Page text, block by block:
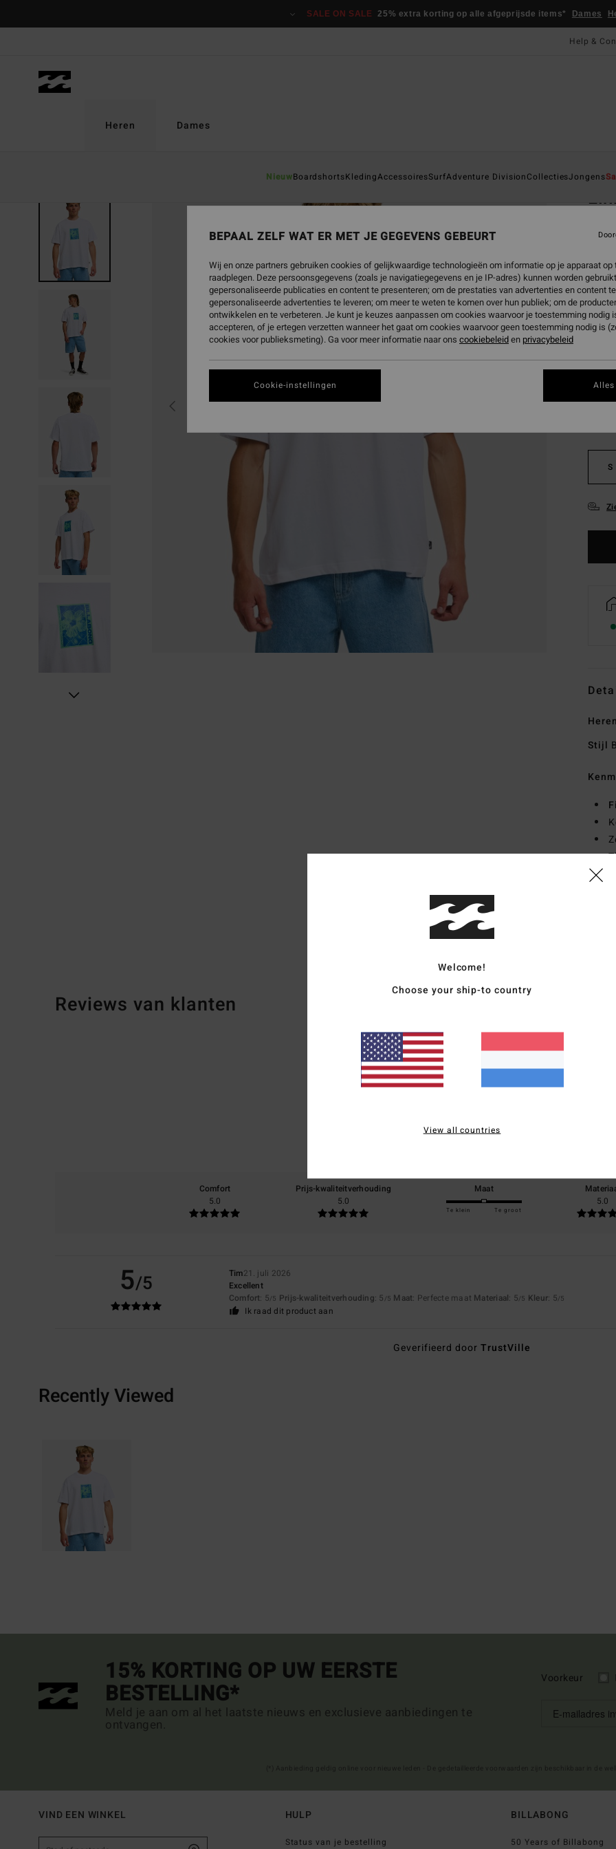
SALE ON SALE 25% extra korting op alle afgeprijsde items* Dames
Help &
Heren
NieuwBoardshortsKledingAccessoiresSurfAdventure DivisionCollectiesJongens
Dames
€
€
SALE
SALE
S
Stijl
Reviews van klanten
Gemiddelde score
5.0
Comfort
5.0
Prijs-kwaliteitverhouding
5.0
Maat
Te klein Te groot
5.0
5/5 Tim21. juli 2026
Excellent
Comfort: 5/5 Prijs-kwaliteitverhouding: 5 /5 Maat: Perfecte maat Materiaal: 5/5 Kleur: 5/5
Ik raad dit product aan
Geverifieerd door TrustVille
Recently Viewed
15% KORTING OP UW EERSTE
BESTELLING*
Meld je aan om al het laatste nieuws en exclusieve aanbiedingen te
ontvangen.
Voorkeur
VIND EEN WINKEL HULP
Status van je bestelling
BILLABONG
50 Years of Billabong
Welcome!
Choose your ship-to country
View all countries
BEPAAL ZELF WAT ER MET JE GEGEVENS GEBEURT
Wij en onze partners gebruiken cookies of gelijkwaardige technologieën om informatie op je apparaat
raadplegen. Deze persoonsgegevens (zoals je navigatiegegevens en je IP-adres) kunnen worden
gepersonaliseerde publicaties en content te presenteren; om de prestaties van advertenties en content
gepersonaliseerde advertenties te leveren; om meer te weten te komen over hun publiek; om de
ontwikkelen en te verbeteren. Je kunt je keuzes aanpassen om cookies waarvoor je toestemming nodig
accepteren, of je ertegen verzetten wanneer het gaat om cookies waarvoor geen toestemming nodig is
cookies voor publieksmeting). Ga voor meer informatie naar ons cookiebeleiden privacybeleid
Cookie-instellingen